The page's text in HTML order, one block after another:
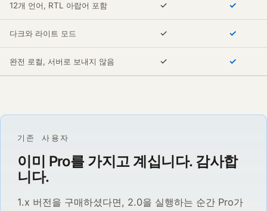
12개 언어, RTL 아랍어 포함 ✓ ✓
다크와 라이트 모드 ✓ ✓
완전 로컬, 서버로 보내지 않음 ✓ ✓
기존 사용자
이미 Pro를 가지고 계십니다. 감사합
니다.
1.x 버전을 구매하셨다면, 2.0을 실행하는 순간 Pro가